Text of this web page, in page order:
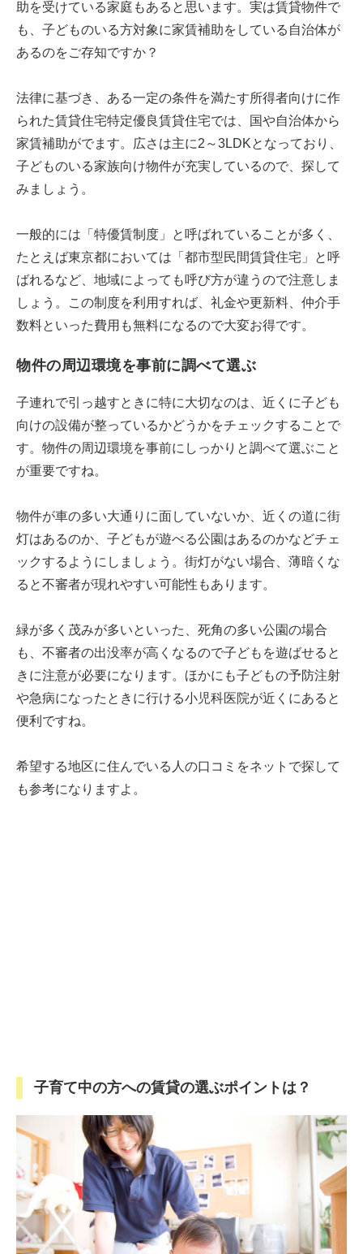
助を受けている家庭もあると思います。実は賃貸物件で
も、子どものいる方対象に家賃補助をしている自治体が
あるのをご存知ですか？
法律に基づき、ある一定の条件を満たす所得者向けに作
られた賃貸住宅特定優良賃貸住宅では、国や自治体から
家賃補助がでます。広さは主に2～3LDKとなっており、
子どものいる家族向け物件が充実しているので、探して
みましょう。
一般的には「特優賃制度」と呼ばれていることが多く、
たとえば東京都においては「都市型民間賃貸住宅」と呼
ばれるなど、地域によっても呼び方が違うので注意しま
しょう。この制度を利用すれば、礼金や更新料、仲介手
数料といった費用も無料になるので大変お得です。
物件の周辺環境を事前に調べて選ぶ
子連れで引っ越すときに特に大切なのは、近くに子ども
向けの設備が整っているかどうかをチェックすることで
す。物件の周辺環境を事前にしっかりと調べて選ぶこと
が重要ですね。
物件が車の多い大通りに面していないか、近くの道に街
灯はあるのか、子どもが遊べる公園はあるのかなどチェ
ックするようにしましょう。街灯がない場合、薄暗くな
ると不審者が現れやすい可能性もあります。
緑が多く茂みが多いといった、死角の多い公園の場合
も、不審者の出没率が高くなるので子どもを遊ばせると
きに注意が必要になります。ほかにも子どもの予防注射
や急病になったときに行ける小児科医院が近くにあると
便利ですね。
希望する地区に住んでいる人の口コミをネットで探して
も参考になりますよ。
子育て中の方への賃貸の選ぶポイントは？